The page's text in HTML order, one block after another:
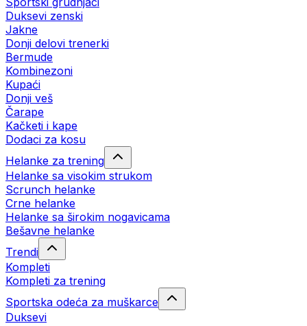
Duksevi zenski
Jakne
Donji delovi trenerki
Bermude
Kombinezoni
Kupaći
Donji veš
Čarape
Kačketi i kape
Dodaci za kosu
Helanke za trening
Helanke sa visokim strukom
Scrunch helanke
Crne helanke
Helanke sa širokim nogavicama
Bešavne helanke
Trendi
Kompleti
Kompleti za trening
Sportska odeća za muškarce
Duksevi